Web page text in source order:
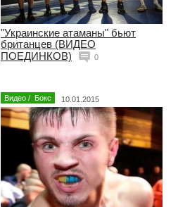
"Украинские атаманы" бьют
британцев (ВИДЕО
ПОЕДИНКОВ)
0
Видео / Бокс 10.01.2015